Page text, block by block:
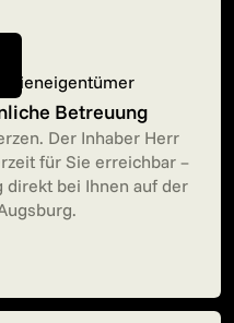
Betreuung
Der Inhaber Herr
für Sie erreichbar –
bei Ihnen auf der